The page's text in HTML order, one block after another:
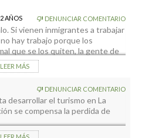
AÑOS DENUNCIAR COMENTARIO
Si vienen inmigrantes a trabajar
hay trabajo porque los
que se los quiten, la gente de
Ayuntamiento seis meses cada
LEER MÁS
DENUNCIAR COMENTARIO
desarrollar el turismo en La
se compensa la perdida de
LEER MÁS